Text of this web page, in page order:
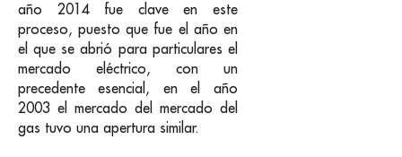
año 2014 fue clave en este
proceso, puesto que fue el año en
el que se abrió para particulares el
mercado eléctrico, con un
precedente esencial, en el año
2003 el mercado del mercado del
gas tuvo una apertura similar.